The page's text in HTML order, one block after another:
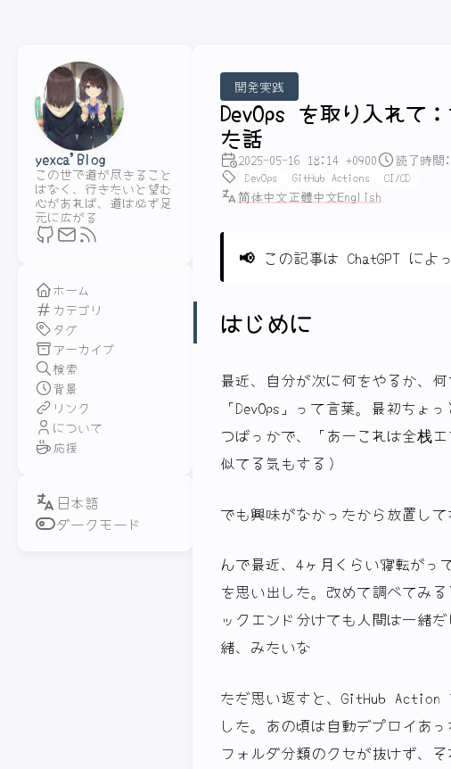
yexca'Blog
この世で道が尽きること
はなく、行きたいと望む
心があれば、道は必ず足
元に広がる
ホーム
カテゴリ
タグ
アーカイブ
検索
背景
リンク
について
応援
ダークモード
開発実践
DevOps を取り入れて
た話
2025-05-16 18:14 +0900 読了時
DevOps GitHub Actions CI/CD
简体中文正體中文English
📢この記事は ChatGPT によ
はじめに
最近、自分が次に何をやるか、
「DevOps」って言葉。最初ち
つばっかで、「あーこれは全栈
似てる気もする）
でも興味がなかったから放置し
んで最近、4ヶ月くらい寝転がっ
を思い出した。改めて調べてみ
ックエンド分けても人間は一緒
緒、みたいな
ただ思い返すと、GitHub
した。あの頃は自動デプロイあ
フォルダ分類のクセが抜けず、